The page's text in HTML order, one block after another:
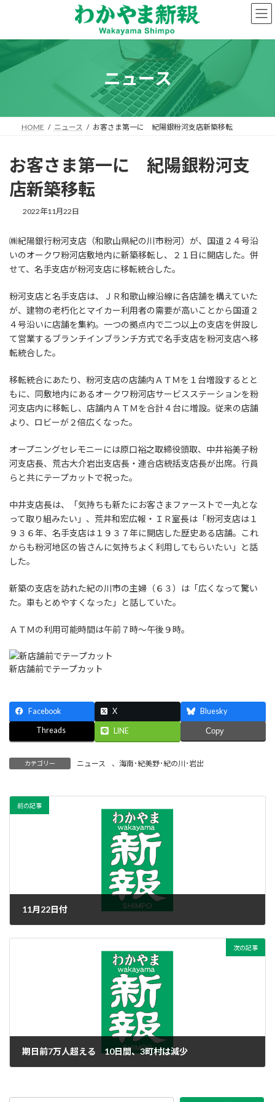
ン
へ
プ
ー
ョ
動
ニュース
HOME ニュース お客さま第一に 紀陽銀粉河支店新築移転
お客さま第一に 紀陽銀粉河支
店新築移転
2022年11月22日
㈱紀陽銀行粉河支店（和歌山県紀の川市粉河）が、国道２４号沿
いのオークワ粉河店敷地内に新築移転し、２１日に開店した。併
せて、名手支店が粉河支店に移転統合した。
粉河支店と名手支店は、ＪＲ和歌山線沿線に各店舗を構えていた
が、建物の老朽化とマイカー利用者の需要が高いことから国道２
４号沿いに店舗を集約。一つの拠点内で二つ以上の支店を併設し
て営業するブランチインブランチ方式で名手支店を粉河支店へ移
転統合した。
移転統合にあたり、粉河支店の店舗内ＡＴＭを１台増設するとと
もに、同敷地内にあるオークワ粉河店サービスステーションを粉
河支店内に移転し、店舗内ＡＴＭを合計４台に増設。従来の店舗
より、ロビーが２倍広くなった。
オープニングセレモニーには原口裕之取締役頭取、中井裕美子粉
河支店長、荒古大介岩出支店長・連合店統括支店長が出席。行員
らと共にテープカットで祝った。
中井支店長は、「気持ちも新たにお客さまファーストで一丸とな
って取り組みたい」、荒井和宏広報・ＩＲ室長は「粉河支店は１
９３６年、名手支店は１９３７年に開店した歴史ある店舗。これ
からも粉河地区の皆さんに気持ちよく利用してもらいたい」と話
した。
新築の支店を訪れた紀の川市の主婦（６３）は「広くなって驚い
た。車もとめやすくなった」と話していた。
ＡＴＭの利用可能時間は午前７時～午後９時。
新店舗前でテープカット
Facebook X Bluesky
Threads LINE Copy
カテゴリー ニュース 、 海南･紀美野･紀の川･岩出
前の記事
11月22日付
次の記事
期日前7万人超える 10日間、3町村は減少